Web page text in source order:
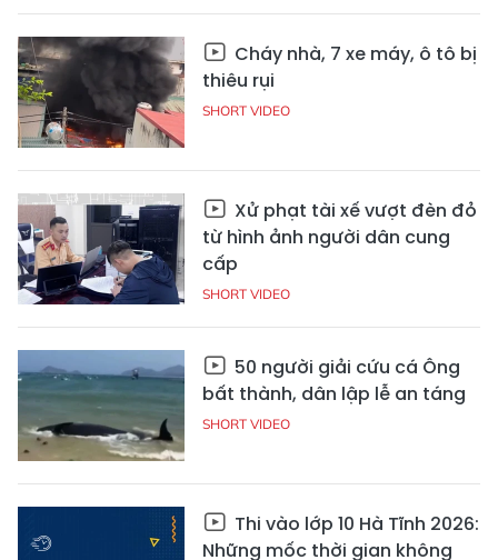
Cháy nhà, 7 xe máy, ô tô bị
thiêu rụi
SHORT VIDEO
Xử phạt tài xế vượt đèn đỏ
từ hình ảnh người dân cung
cấp
SHORT VIDEO
50 người giải cứu cá Ông
bất thành, dân lập lễ an táng
SHORT VIDEO
Thi vào lớp 10 Hà Tĩnh 2026:
Những mốc thời gian không